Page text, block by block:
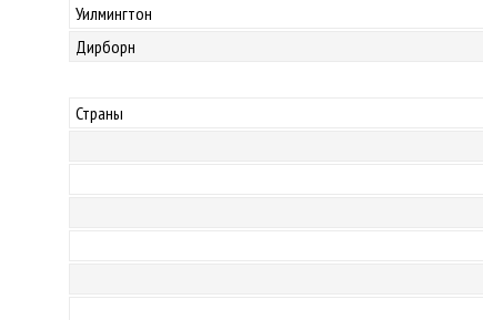
Уилмингтон
Дирборн
Страны